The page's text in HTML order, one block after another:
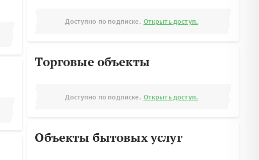
Доступно по подписке. Открыть доступ.
Торговые объекты
Доступно по подписке. Открыть доступ.
Объекты бытовых услуг